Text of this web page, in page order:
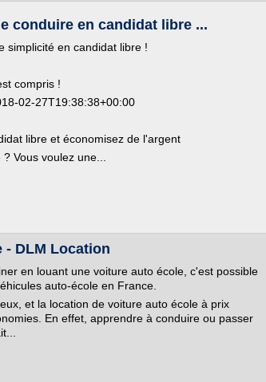
conduire en candidat libre ...
simplicité en candidat libre !
compris !
02-27T19:38:38+00:00
libre et économisez de l'argent
Vous voulez une...
- DLM Location
en louant une voiture auto école, c'est possible
auto-école en France.
et la location de voiture auto école à prix
En effet, apprendre à conduire ou passer